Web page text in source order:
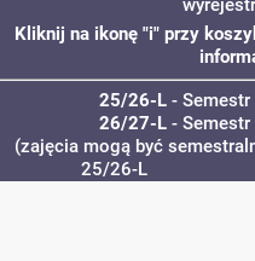
Kliknij na ikonę "i" przy
25/26-L -
26/27-L -
(zajęcia mogą być
25/26-L